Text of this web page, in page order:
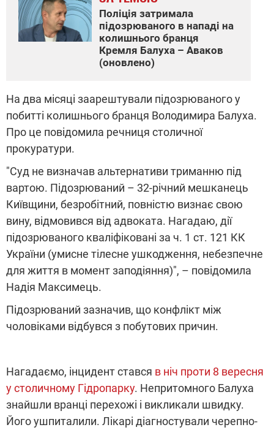
Поліція затримала
підозрюваного в нападі на
колишнього бранця
Кремля Балуха – Аваков
(оновлено)
На два місяці заарештували підозрюваного у
побитті колишнього бранця Володимира Балуха.
Про це повідомила речниця столичної
прокуратури.
"Суд не визначав альтернативи триманню під
вартою. Підозрюваний – 32-річний мешканець
Київщини, безробітний, повністю визнає свою
вину, відмовився від адвоката. Нагадаю, дії
підозрюваного кваліфіковані за ч. 1 ст. 121 КК
України (умисне тілесне ушкодження, небезпечне
для життя в момент заподіяння)", – повідомила
Надія Максимець.
Підозрюваний зазначив, що конфлікт між
чоловіками відбувся з побутових причин.
Нагадаємо, інцидент стався в ніч проти 8 вересня
у столичному Гідропарку. Непритомного Балуха
знайшли вранці перехожі і викликали швидку.
Його ушпиталили. Лікарі діагностували черепно-